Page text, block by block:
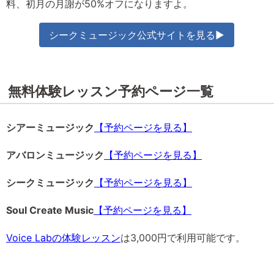
料、初月の月謝が50%オフになりますよ。
シークミュージック公式サイトを見る▶
無料体験レッスン予約ページ一覧
シアーミュージック 【予約ページを見る】
アバロンミュージック 【予約ページを見る】
シークミュージック 【予約ページを見る】
Soul Create Music 【予約ページを見る】
Voice Labの体験レッスンは3,000円で利用可能です。